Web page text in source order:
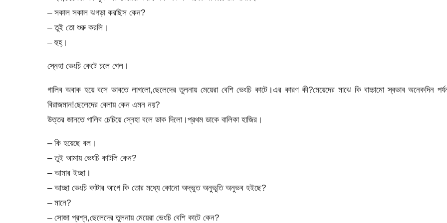
– সকাল সকাল ঝগড়া করছিস কেন?
– তুই তো শুরু করলি।
– হুহ্।
স্নেহা ভেংচি কেটে চলে গেল।
গালিব অবাক হয়ে বসে ভাবতে লাগলো,ছেলেদের তুলনায় মেয়েরা বেশি ভেংচি কাটে।এর কারণ কী?মেয়েদের মাঝে কি বাচ্চামো স্বভাব অনেকদিন
বিরাজমান!ছেলেদের বেলায় কেন এমন নয়?
উত্তর জানতে গালিব চেচিয়ে স্নেহা বলে ডাক দিলো।প্রথম ডাকে বালিকা হাজির।
– কি হয়েছে বল।
– তুই আমায় ভেংচি কাটলি কেন?
– আমার ইচ্ছা।
– আচ্ছা ভেংচি কাটার আগে কি তোর মধ্যে কোনো অদ্ভুত অনুভূতি অনুভব হইছে?
– মানে?
– সোজা প্রশ্ন,ছেলেদের তুলনায় মেয়েরা ভেংচি বেশি কাটে কেন?